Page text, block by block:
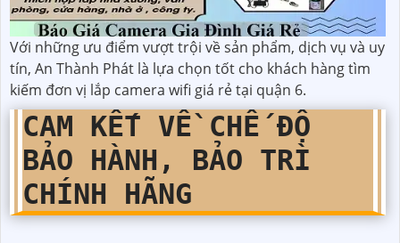
Với những ưu điểm vượt trội về sản phẩm, dịch vụ và uy
tín, An Thành Phát là lựa chọn tốt cho khách hàng tìm
kiếm đơn vị lắp camera wifi giá rẻ tại quận 6.
CAM KẾT VỀ CHẾ ĐỘ
BẢO HÀNH, BẢO TRÌ
CHÍNH HÃNG